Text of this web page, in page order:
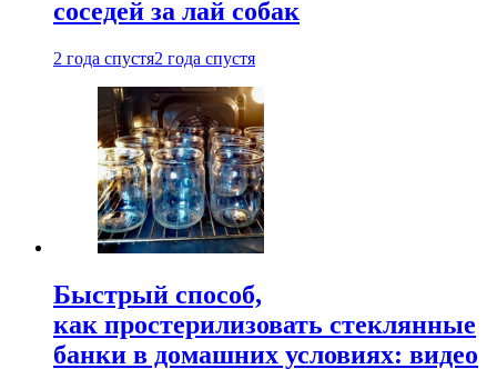
соседей за лай собак
2 года спустя2 года спустя
Быстрый способ,
как простерилизовать стеклянные
банки в домашних условиях: видео